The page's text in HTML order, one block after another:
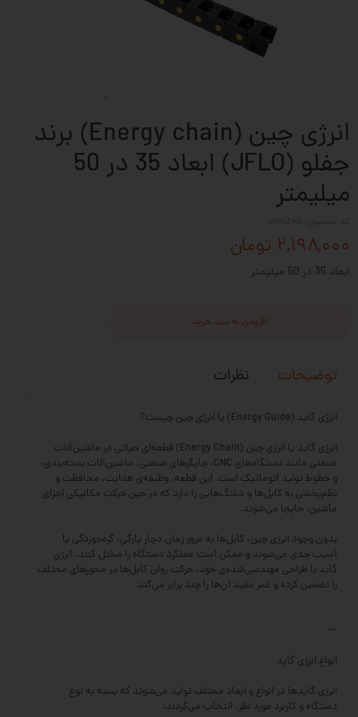
انرژی چین (Energy chain) برند
جفلو (JFLO) ابعاد 35 در 50
میلیمتر
۲,۱۹۸,۰۰۰ تومان
ابعاد 35 در 50 میلیمتر
افزودن به سبد خرید
توضیحات نظرات
انرژی گاید (Energy Guide) یا انرژی چین چیست؟
انرژی گاید یا انرژی چین (Energy Chain) قطعه‌ای حیاتی در ماشین‌آلات
صنعتی مانند دستگاه‌های CNC، چاپگرهای صنعتی، ماشین‌آلات بسته‌بندی،
و خطوط تولید اتوماتیک است. این قطعه، وظیفه‌ی هدایت، محافظت و
نظم‌بخشی به کابل‌ها و شلنگ‌هایی را دارد که در حین حرکت مکانیکی اجزای
ماشین، جابجا می‌شوند.
بدون وجود انرژی چین، کابل‌ها به مرور زمان دچار پارگی، گره‌خوردگی یا
آسیب جدی می‌شوند و ممکن است عملکرد دستگاه را مختل کنند. انرژی
گاید با طراحی مهندسی‌شده‌ی خود، حرکت روان کابل‌ها در محورهای مختلف
را تضمین کرده و عمر مفید آن‌ها را چند برابر می‌کند.
---
انواع انرژی گاید
انرژی گایدها در انواع و ابعاد مختلف تولید می‌شوند که بسته به نوع
دستگاه و کاربرد مورد نظر، انتخاب می‌گردند: